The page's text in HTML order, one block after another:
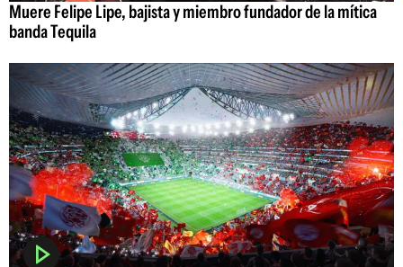
Muere Felipe Lipe, bajista y miembro fundador de la mítica
banda Tequila